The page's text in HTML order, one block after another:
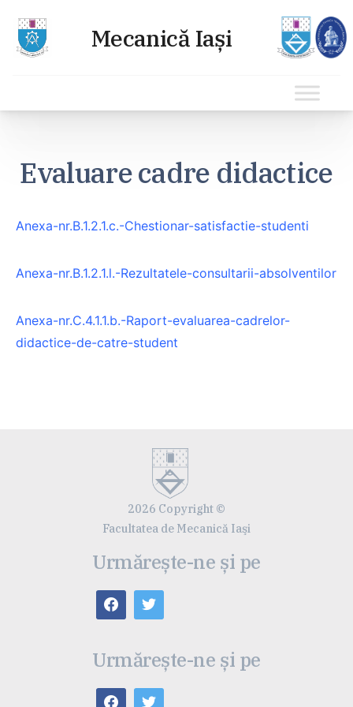
conținutEvaluare cadre didactice
Anexa-nr.B.1.2.1.c.-Chestionar-satisfactie-studenti
Anexa-nr.B.1.2.1.l.-Rezultatele-consultarii-absolventilor
Anexa-nr.C.4.1.1.b.-Raport-evaluarea-cadrelor-
didactice-de-catre-student
2026 Copyright ©
Facultatea de Mecanică Iaşi
Urmărește-ne și pe
Urmărește-ne și pe